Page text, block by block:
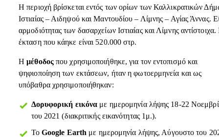
Η περιοχή βρίσκεται εντός των ορίων των Καλλικρατικών
Ιστιαίας – Αιδηψού και Μαντουδίου – Λίμνης – Αγίας Άννας.
αρμοδιότητας των δασαρχείων Ιστιαίας και Λίμνης
έκταση που κάηκε είναι 520.000 στρ.
Ημέθοδοςπου χρησιμοποιήθηκε, για τον εντοπισμό και
ψηφιοποίηση των εκτάσεων, ήταν η φωτοερμηνεία και ως
υπόβαθρα χρησιμοποιήθηκαν:
Δορυφορική εικόνα με ημερομηνία λήψης 18-22
του 2021 (διακριτικής εικανότητας 1μ.).
Το Google Earth με ημερομηνία λήψης, Αύγουστο του